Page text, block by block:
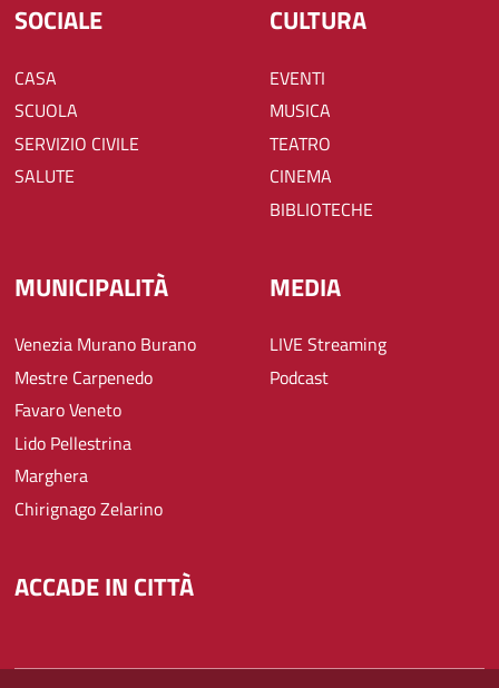
SOCIALE
CASA
SCUOLA
SERVIZIO CIVILE
SALUTE
CULTURA
EVENTI
MUSICA
TEATRO
CINEMA
BIBLIOTECHE
MUNICIPALITÀ
Venezia Murano Burano
Mestre Carpenedo
Favaro Veneto
Lido Pellestrina
Marghera
Chirignago Zelarino
MEDIA
LIVE Streaming
Podcast
ACCADE IN CITTÀ